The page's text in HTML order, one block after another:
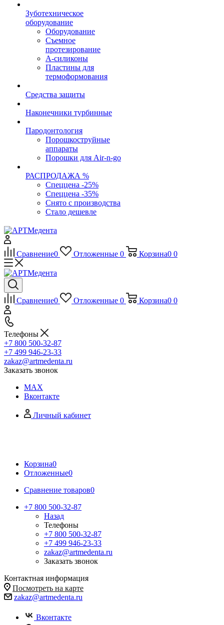
Зуботехническое
оборудование
Оборудование
Съемное
протезирование
А-силиконы
Пластины для
термоформования
Средства защиты
Наконечники турбинные
Пародонтология
Порошкоструйные
аппараты
Порошки для Air-n-go
РАСПРОДАЖА %
Спеццена -25%
Спеццена -35%
Снято с производства
Стало дешевле
Сравнение0 Отложенные 0 Корзина0 0
Сравнение0 Отложенные 0 Корзина0 0
Телефоны
+7 800 500-32-87
+7 499 946-23-33
zakaz@artmedenta.ru
Заказать звонок
MAX
Вконтакте
Личный кабинет
Корзина0
Отложенные0
Сравнение товаров0
+7 800 500-32-87
Назад
Телефоны
+7 800 500-32-87
+7 499 946-23-33
zakaz@artmedenta.ru
Заказать звонок
Контактная информация
Посмотреть на карте
zakaz@artmedenta.ru
Вконтакте